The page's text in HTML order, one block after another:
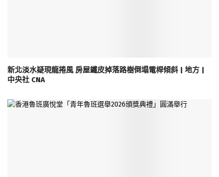
新北淡水疑現龍捲風 房屋鐵皮掉落路樹倒塌電桿傾斜 | 地方 |
中央社 CNA